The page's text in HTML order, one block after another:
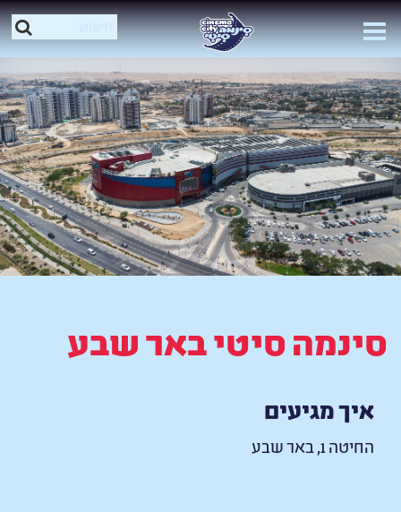
סינמה סיטי באר שבע
איך מגיעים
החיטה 1, באר שבע